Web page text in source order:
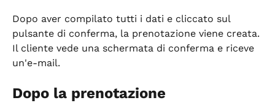
Dopo aver compilato tutti i dati e cliccato sul
pulsante di conferma, la prenotazione viene creata.
Il cliente vede una schermata di conferma e riceve
un'e-mail.
Dopo la prenotazione